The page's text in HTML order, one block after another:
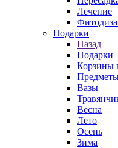
Лечение
Подарки
Назад
Подарки
Корзины
Вазы
Весна
Лето
Осень
Зима